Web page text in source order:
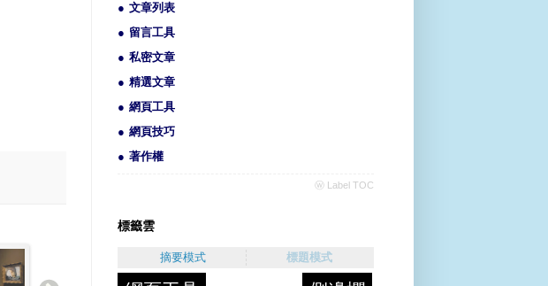
文章列表
留言工具
私密文章
精選文章
網頁工具
網頁技巧
著作權
ⓦ Label TOC
標籤雲
摘要模式 標題模式